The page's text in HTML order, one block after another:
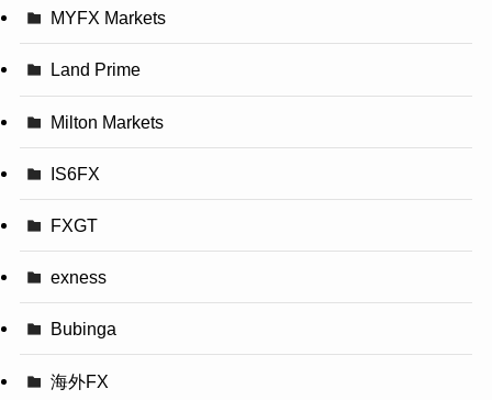
MYFX Markets
Land Prime
Milton Markets
IS6FX
FXGT
exness
Bubinga
海外FX